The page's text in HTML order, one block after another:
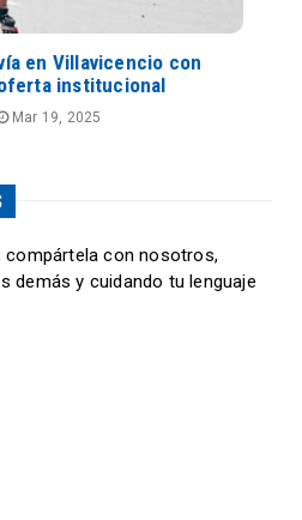
en Villavicencio con
institucional
Mar 19, 2025
compártela con nosotros,
demás y cuidando tu lenguaje